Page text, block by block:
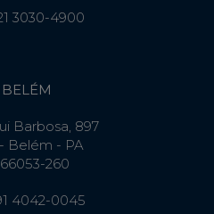
3030-4900
BELÉM
Barbosa, 897
Belém - PA
260
4042-0045